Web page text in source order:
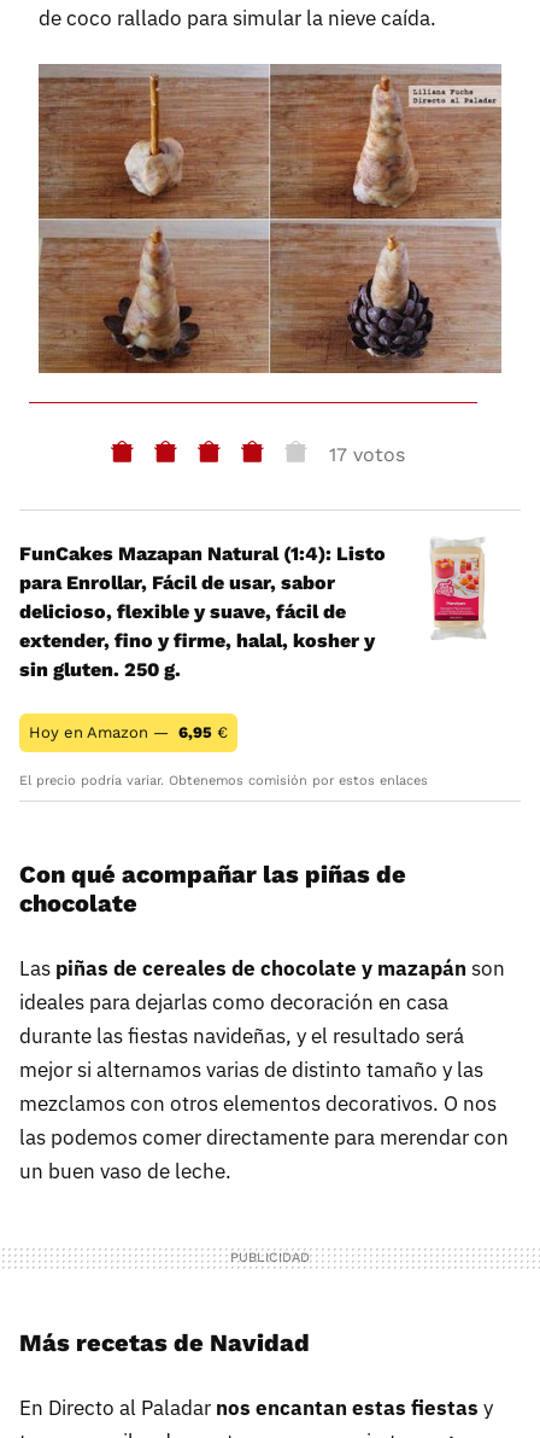
de coco rallado para simular la nieve caída.
17 votos
FunCakes Mazapan Natural (1:4): Listo
para Enrollar, Fácil de usar, sabor
delicioso, flexible y suave, fácil de
extender, fino y firme, halal, kosher y
sin gluten. 250 g.
Hoy en Amazon — 6,95 €
El precio podría variar. Obtenemos comisión por estos enlaces
Con qué acompañar las piñas de
chocolate
Las piñas de cereales de chocolate y mazapán son
ideales para dejarlas como decoración en casa
durante las fiestas navideñas, y el resultado será
mejor si alternamos varias de distinto tamaño y las
mezclamos con otros elementos decorativos. O nos
las podemos comer directamente para merendar con
un buen vaso de leche.
Más recetas de Navidad
En Directo al Paladar nos encantan estas fiestas y